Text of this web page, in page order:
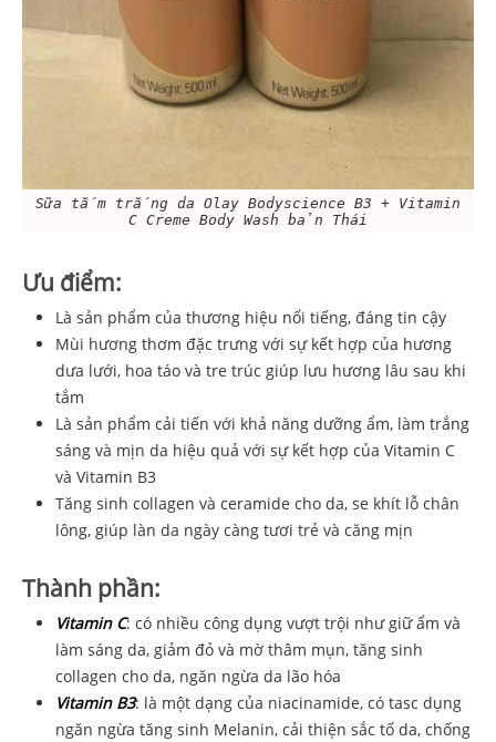
Sữa tắm trắng da Olay Bodyscience B3 + Vitamin
C Creme Body Wash bản Thái
Ưu điểm:
Là sản phẩm của thương hiệu nổi tiếng, đáng tin cậy
Mùi hương thơm đặc trưng với sự kết hợp của hương
dưa lưới, hoa táo và tre trúc giúp lưu hương lâu sau khi
tắm
Là sản phẩm cải tiến với khả năng dưỡng ẩm, làm trắng
sáng và mịn da hiệu quả với sự kết hợp của Vitamin C
và Vitamin B3
Tăng sinh collagen và ceramide cho da, se khít lỗ chân
lông, giúp làn da ngày càng tươi trẻ và căng mịn
Thành phần:
Vitamin C: có nhiều công dụng vượt trội như giữ ẩm và
làm sáng da, giảm đỏ và mờ thâm mụn, tăng sinh
collagen cho da, ngăn ngừa da lão hóa
Vitamin B3: là một dạng của niacinamide, có tasc dụng
ngăn ngừa tăng sinh Melanin, cải thiện sắc tố da, chống